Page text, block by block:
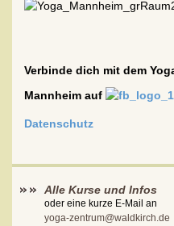
Verbinde dich mit dem
Mannheim auf
Datenschutz
Alle Kurse und Infos
oder eine kurze E-Mail an
yoga-zentrum@waldkirch.de